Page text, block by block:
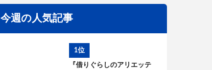
今週の人気記事
1位
『借りぐらしのアリエッテ